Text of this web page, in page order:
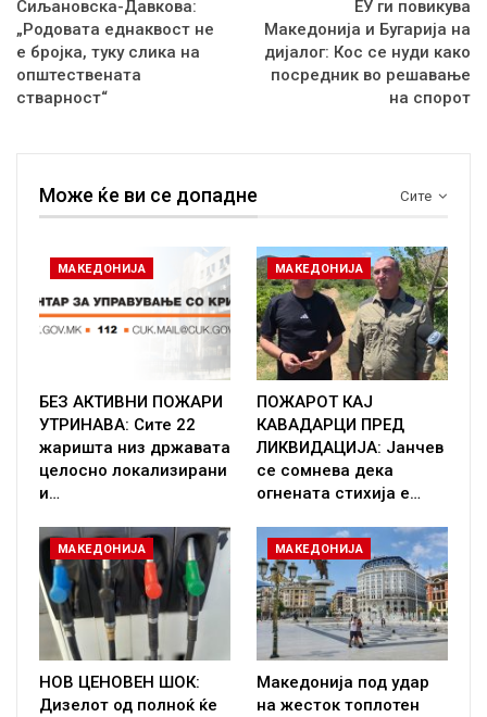
Сиљановска-Давкова:
„Родовата еднаквост не
е бројка, туку слика на
општествената
стварност“
ЕУ ги повикува
Македонија и Бугарија на
дијалог: Кос се нуди како
посредник во решавање
на спорот
Сите
Може ќе ви се допадне
МАКЕДОНИЈА
БЕЗ АКТИВНИ ПОЖАРИ
УТРИНАВА: Сите 22
жаришта низ државата
целосно локализирани
и…
МАКЕДОНИЈА
ПОЖАРОТ КАЈ
КАВАДАРЦИ ПРЕД
ЛИКВИДАЦИЈА: Јанчев
се сомнева дека
огнената стихија е…
МАКЕДОНИЈА
НОВ ЦЕНОВЕН ШОК:
Дизелот од полноќ ќе
МАКЕДОНИЈА
Македонија под удар
на жесток топлотен